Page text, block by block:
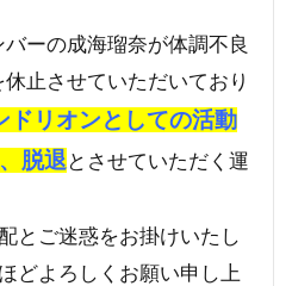
ーの成海瑠奈が体調不良
止させていただいており
ドリオンとしての活動
脱退とさせていただく運
とご迷惑をお掛けいたし
どよろしくお願い申し上